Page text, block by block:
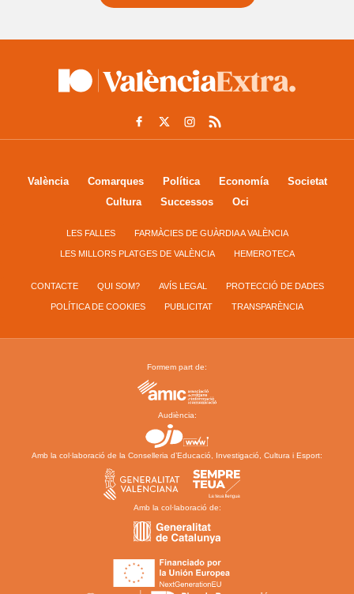
València Comarques Política Economía
Societat
Cultura
Successos Oci
LES FALLES FARMÀCIES DE GUÀRDIA A VALÈNCIA
LES MILLORS PLATGES DE VALÈNCIA HEMEROTECA
CONTACTE QUI SOM? AVÍS LEGAL PROTECCIÓ DE DADES
POLÍTICA DE COOKIES PUBLICITAT TRANSPARÈNCIA
Formem part de:
Audiència:
Amb la col·laboració de la Conselleria d’Educació, Investigació, Cultura i Esport:
Amb la col·laboració de: